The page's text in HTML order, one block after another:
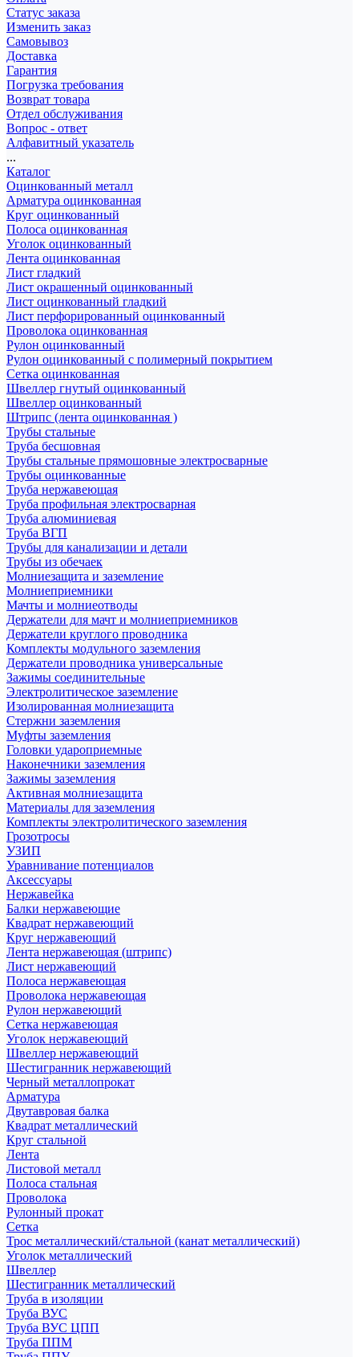
Статус заказа
Изменить заказ
Самовывоз
Доставка
Гарантия
Погрузка требования
Возврат товара
Отдел обслуживания
Вопрос - ответ
Алфавитный указатель
...
Каталог
Оцинкованный металл
Арматура оцинкованная
Круг оцинкованный
Полоса оцинкованная
Уголок оцинкованный
Лента оцинкованная
Лист гладкий
Лист окрашенный оцинкованный
Лист оцинкованный гладкий
Лист перфорированный оцинкованный
Проволока оцинкованная
Рулон оцинкованный
Рулон оцинкованный с полимерный покрытием
Сетка оцинкованная
Швеллер гнутый оцинкованный
Швеллер оцинкованный
Штрипс (лента оцинкованная )
Трубы стальные
Труба бесшовная
Трубы стальные прямошовные электросварные
Трубы оцинкованные
Труба нержавеющая
Труба профильная электросварная
Труба алюминиевая
Труба ВГП
Трубы для канализации и детали
Трубы из обечаек
Молниезащита и заземление
Молниеприемники
Мачты и молниеотводы
Держатели для мачт и молниеприемников
Держатели круглого проводника
Комплекты модульного заземления
Держатели проводника универсальные
Зажимы соединительные
Электролитическое заземление
Изолированная молниезащита
Стержни заземления
Муфты заземления
Головки удароприемные
Наконечники заземления
Зажимы заземления
Активная молниезащита
Материалы для заземления
Комплекты электролитического заземления
Грозотросы
УЗИП
Уравнивание потенциалов
Аксессуары
Нержавейка
Балки нержавеющие
Квадрат нержавеющий
Круг нержавеющий
Лента нержавеющая (штрипс)
Лист нержавеющий
Полоса нержавеющая
Проволока нержавеющая
Рулон нержавеющий
Сетка нержавеющая
Уголок нержавеющий
Швеллер нержавеющий
Шестигранник нержавеющий
Черный металлопрокат
Арматура
Двутавровая балка
Квадрат металлический
Круг стальной
Лента
Листовой металл
Полоса стальная
Проволока
Рулонный прокат
Сетка
Трос металлический/стальной (канат металлический)
Уголок металлический
Швеллер
Шестигранник металлический
Труба в изоляции
Труба ВУС
Труба ВУС ЦПП
Труба ППМ